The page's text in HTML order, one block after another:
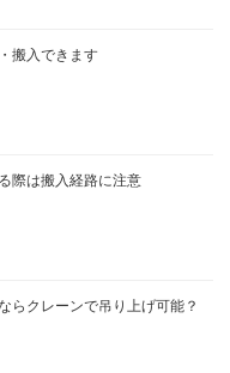
搬入できます
際は搬入経路に注意
らクレーンで吊り上げ可能？